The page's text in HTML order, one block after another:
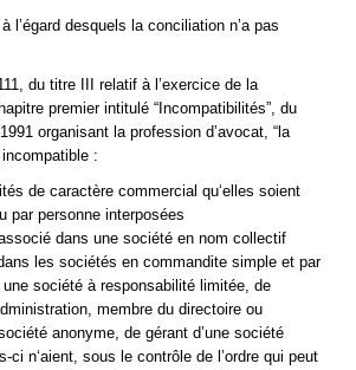
l’égard desquels la conciliation n’a pas
du titre III relatif à l’exercice de la
premier intitulé “Incompatibilités”, du
organisant la profession d’avocat, “la
:
de caractère commercial qu‘elles soient
par personne interposées
dans une société en nom collectif
les sociétés en commandite simple et par
société à responsabilité limitée, de
membre du directoire ou
anonyme, de gérant d’une société
ci n‘aient, sous le contrôle de l’ordre qui peut